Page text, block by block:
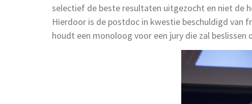
selectief de beste resultaten uitgezocht en niet de
Hierdoor is de postdoc in kwestie beschuldigd van
houdt een monoloog voor een jury die zal